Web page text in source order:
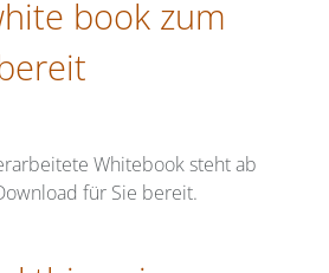
book zum
Whitebook steht ab
für Sie bereit.